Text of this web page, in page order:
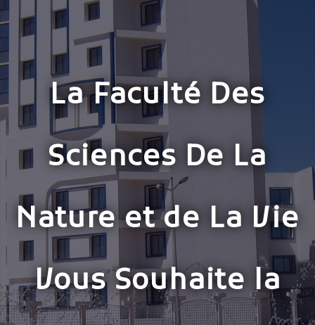
La Faculté Des
Sciences De La
Nature et de La Vie
Vous Souhaite la